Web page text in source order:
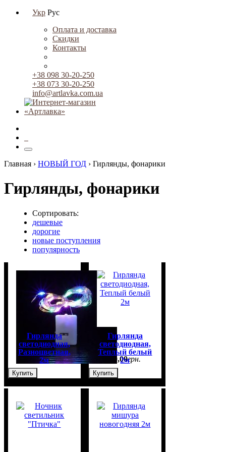
Укр Рус
Оплата и доставка
Скидки
Контакты
+38 098 30-20-250
+38 073 30-20-250
info@artlavka.com.ua
Главная › НОВЫЙ ГОД › Гирлянды, фонарики
Гирлянды, фонарики
Сортировать:
дешевые
дорогие
новые поступления
популярность
Гирлянда
светодиодная,
Разноцветная,
2м
,00грн.
Купить
Гирлянда
светодиодная,
Теплый белый
2м
50,00грн.
Купить